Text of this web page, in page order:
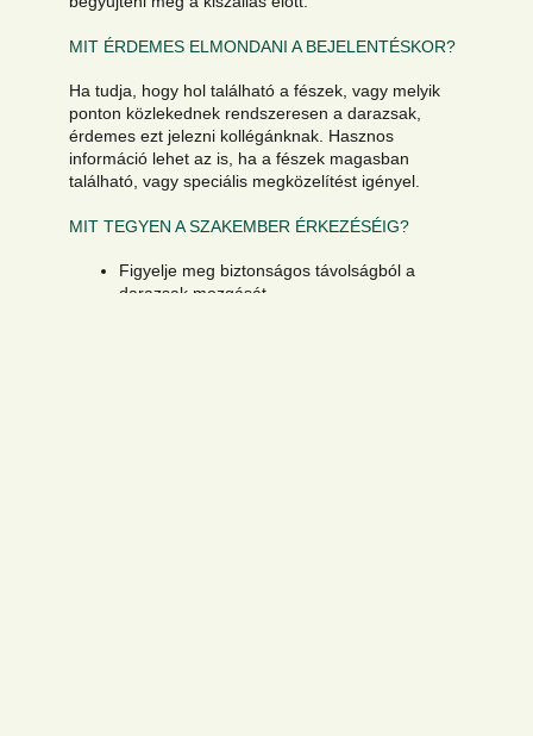
MIT ÉRDEMES ELMONDANI A BEJELENTÉSKOR?
Ha tudja, hogy hol található a fészek, vagy melyik
ponton közlekednek rendszeresen a darazsak,
érdemes ezt jelezni kollégánknak. Hasznos
információ lehet az is, ha a fészek magasban
található, vagy speciális megközelítést igényel.
MIT TEGYEN A SZAKEMBER ÉRKEZÉSÉIG?
Figyelje meg biztonságos távolságból a
darazsak mozgását.